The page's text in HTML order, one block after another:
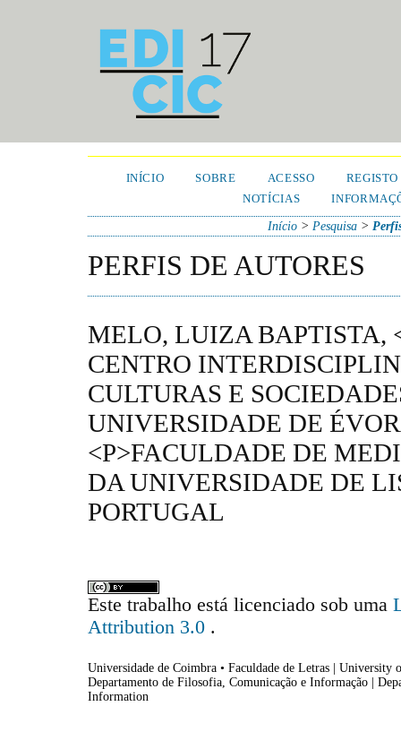
INÍCIO SOBRE ACESSO
REGISTO
NOTÍCIAS
Início >Pesquisa >
PERFIS DE AUTORES
MELO, LUIZA BAPTISTA,
CENTRO
CULTURAS E
UNIVERSIDADE DE
<P>FACULDADE DE
DA UNIVERSIDADE DE
PORTUGAL
Este trabalho está licenciado sob uma
Attribution 3.0 .
Universidade de Coimbra • Faculdade de Letras |
Departamento de Filosofia, Comunicação e Informação |
Information